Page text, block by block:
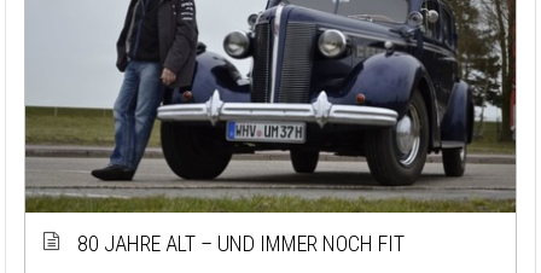
80 JAHRE ALT – UND IMMER NOCH FIT